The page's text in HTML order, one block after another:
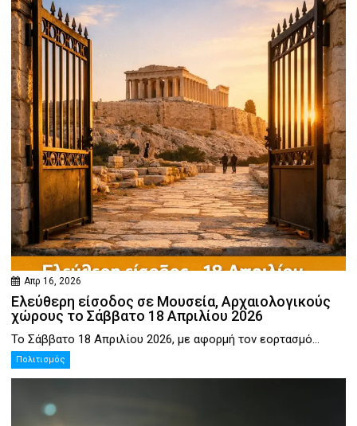
Απρ 16, 2026
Ελεύθερη είσοδος σε Μουσεία, Αρχαιολογικούς
χώρους το Σάββατο 18 Απριλίου 2026
Το Σάββατο 18 Απριλίου 2026, με αφορμή τον εορτασμό...
Πολιτισμός